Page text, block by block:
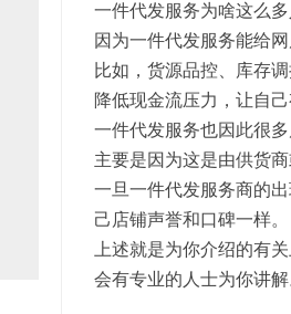
一件代发服务为啥这么
因为一件代发服务能给
比如，货源品控、库存
降低现金流压力，让自
一件代发服务也因此很
主要是因为这是由供货
一旦一件代发服务商的
己店铺声誉和口碑一样。
上述就是为你介绍的有
会有专业的人士为你讲